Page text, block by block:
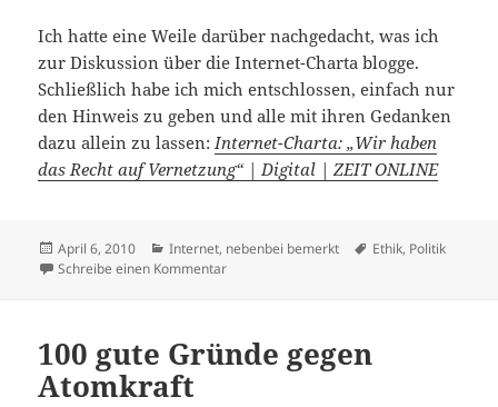
Ich hatte eine Weile darüber nachgedacht, was ich
zur Diskussion über die Internet-Charta blogge.
Schließlich habe ich mich entschlossen, einfach nur
den Hinweis zu geben und alle mit ihren Gedanken
dazu allein zu lassen: Internet-Charta: „Wir haben
das Recht auf Vernetzung“ | Digital | ZEIT ONLINE
Veröffentlicht
am
April 6, 2010 Kategorien
Internet, nebenbei bemerkt Schlagwörter
Ethik, Politik
Schreibe einen Kommentarzu Internet-Charta: „Wir haben das Recht
100 gute Gründe gegen
Atomkraft